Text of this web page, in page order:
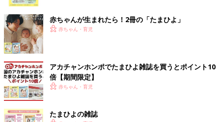
そうですよ。お子さんに手伝ってもらいながら好きな具材をプラ
スすると、調理工程も一緒に楽しめそうですね。
そのままでも、贅沢ソースとしても！金の海老チリ
ソース
赤ちゃんが生まれたら！2冊の「たまひよ」
赤ちゃん・育児
アカチャンホンポでたまひよ雑誌を買うとポイント10
倍【期間限定】
赤ちゃん・育児
たまひよの雑誌